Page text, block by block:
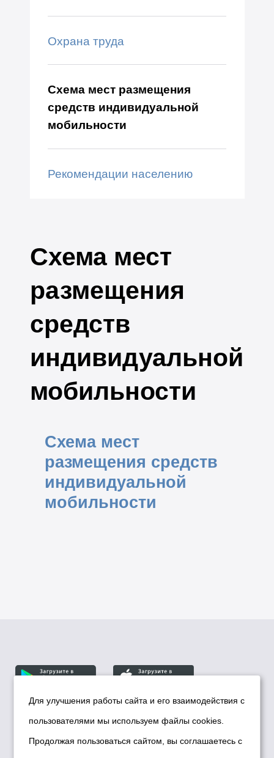
Охрана труда
Схема мест размещения
средств индивидуальной
мобильности
Рекомендации населению
Схема мест
размещения
средств
индивидуальной
мобильности
Схема мест
размещения средств
индивидуальной
мобильности
© Департамент информационной политики мэрии
города Новосибирска, 2026
Для улучшения работы сайта и его взаимодействия с
пользователями мы используем файлы cookies.
Продолжая пользоваться сайтом, вы соглашаетесь с